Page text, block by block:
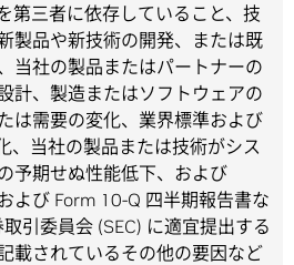
第三者に依存していること、技
製品や新技術の開発、または既
当社の製品またはパートナーの
計、製造またはソフトウェアの
は需要の変化、業界標準および
、当社の製品または技術がシス
予期せぬ性能低下、および
よび Form 10-Q 四半期報告書な
引委員会 (SEC) に適宜提出する
載されているその他の要因など